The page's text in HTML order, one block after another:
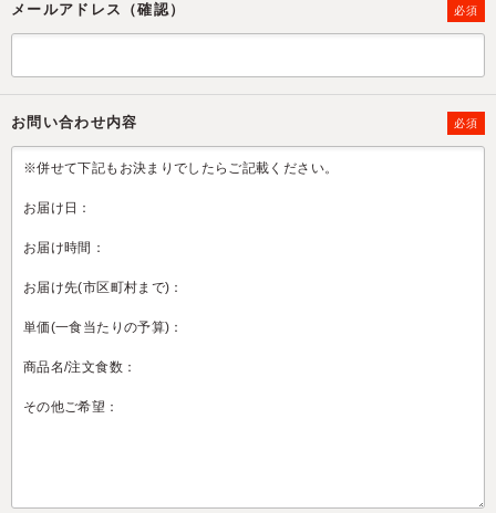
メールアドレス（確認） 必須
お問い合わせ内容 必須